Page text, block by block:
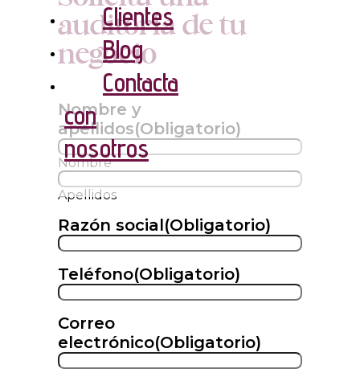
Clientes
Blog
Contacta
con
nosotros
auditoría de tu
negocio
Nombre y
apellidos(Obligatorio)
Nombre
Apellidos
Razón social(Obligatorio)
Teléfono(Obligatorio)
Correo
electrónico(Obligatorio)